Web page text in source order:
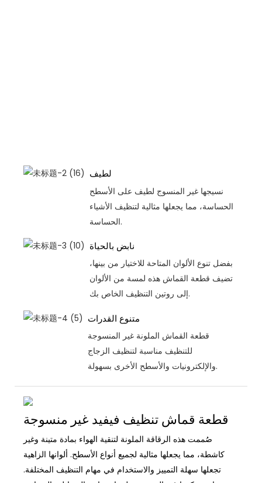
لطيف
نسيجها غير المنسوج لطيف على الأسطح
الحساسة، مما يجعلها مثالية لتنظيف الأشياء
الحساسة.
نابض بالحياة
بفضل تنوع الألوان المتاحة للاختيار من بينها،
تضيف قطعة القماش هذه لمسة من الألوان
إلى روتين التنظيف الخاص بك.
متنوع القدرات
قطعة القماش الملونة غير المنسوجة
للتنظيف مناسبة لتنظيف الزجاج
والإلكترونيات والأسطح الأخرى بسهولة.
قطعة قماش تنظيف فيفيد غير منسوجة
صُممت هذه الرقاقة الملونة لتنقية الهواء بمادة متينة وغير
كاشطة، مما يجعلها مثالية لجميع أنواع الأسطح. ألوانها الزاهية
تجعلها سهلة التمييز والاستخدام في مهام التنظيف المختلفة.